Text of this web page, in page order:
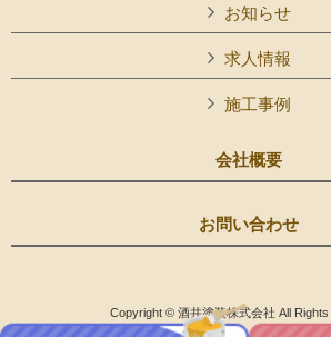
お知らせ
求人情報
施工事例
会社概要
お問い合わせ
Copyright © 酒井塗装株式会社 All Rights